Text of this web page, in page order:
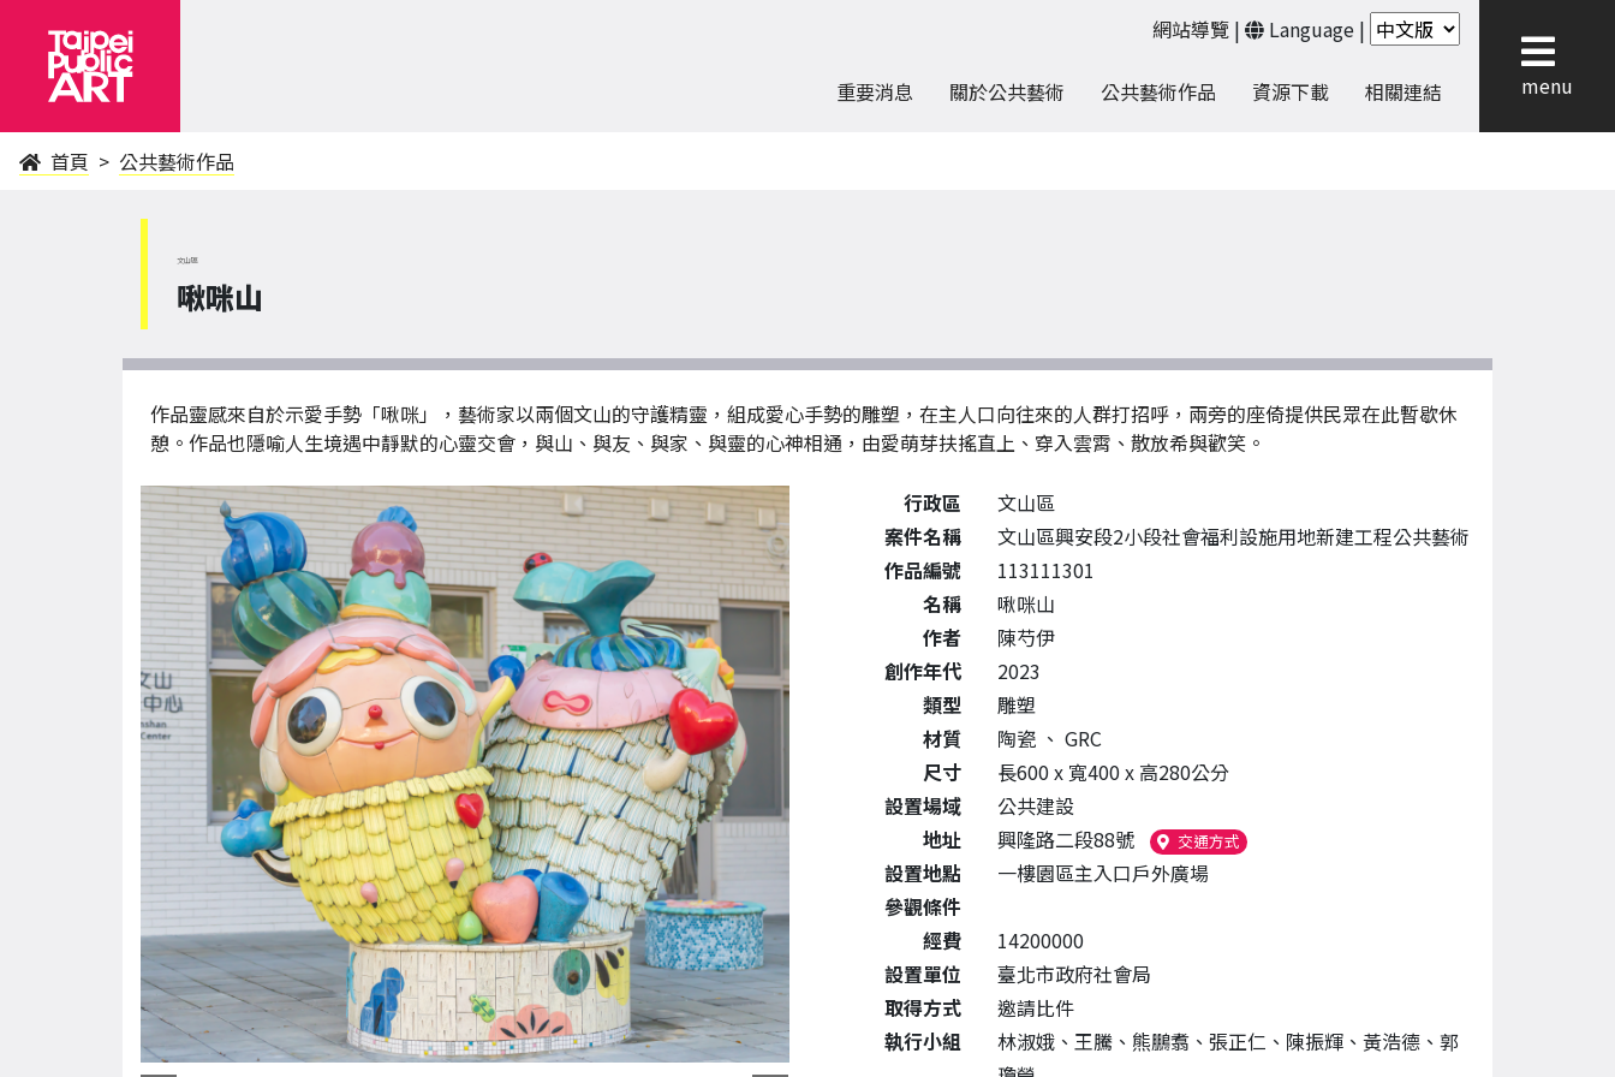
網站導覽 | Language |
重要消息 關於公共藝術 公共藝術作品 資源下載 相關連結 menu
首頁 公共藝術作品
文山區
啾咪山
作品靈感來自於示愛手勢「啾咪」，藝術家以兩個文山的守護精靈，組成愛心手勢的雕塑，在主人口向往來的人群打招呼，兩旁的座倚提供民眾在此暫歇休
憩。作品也隱喻人生境遇中靜默的心靈交會，與山、與友、與家、與靈的心神相通，由愛萌芽扶搖直上、穿入雲霄、散放希與歡笑。
公共藝術作品詳細資料
行政區
文山區
案件名稱
文山區興安段2小段社會福利設施用地新建工程公共藝術
作品編號
113111301
名稱
啾咪山
作者
陳芍伊
創作年代
2023
類型
雕塑
材質
陶瓷 、 GRC
尺寸
長600 x 寬400 x 高280公分
設置場域
公共建設
地址
興隆路二段88號 交通方式（另開新視窗）
設置地點
一樓園區主入口戶外廣場
參觀條件
經費
14200000
設置單位
臺北市政府社會局
取得方式
邀請比件
執行小組
林淑娥、王騰、熊鵬翥、張正仁、陳振輝、黃浩德、郭